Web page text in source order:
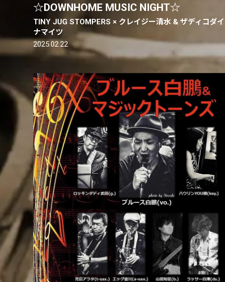
☆DOWNHOME MUSIC NIGHT☆
TINY JUG STOMPERS × クレイジー清水 & ザディコダイ
ナマイツ
2025.02.22